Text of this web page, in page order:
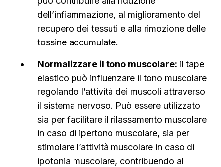
dell’infiammazione, al miglioramento del
recupero dei tessuti e alla rimozione delle
tossine accumulate.
Normalizzare il tono muscolare: il tape
elastico può influenzare il tono muscolare
regolando l’attività dei muscoli attraverso
il sistema nervoso. Può essere utilizzato
sia per facilitare il rilassamento muscolare
in caso di ipertono muscolare, sia per
stimolare l’attività muscolare in caso di
ipotonia muscolare, contribuendo al